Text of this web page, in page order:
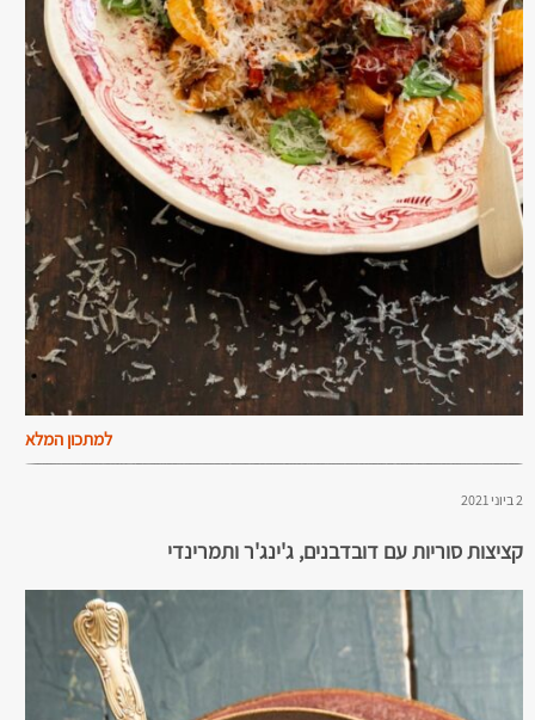
למתכון המלא
2 ביוני 2021
קציצות סוריות עם דובדבנים, ג'ינג'ר ותמרינדי